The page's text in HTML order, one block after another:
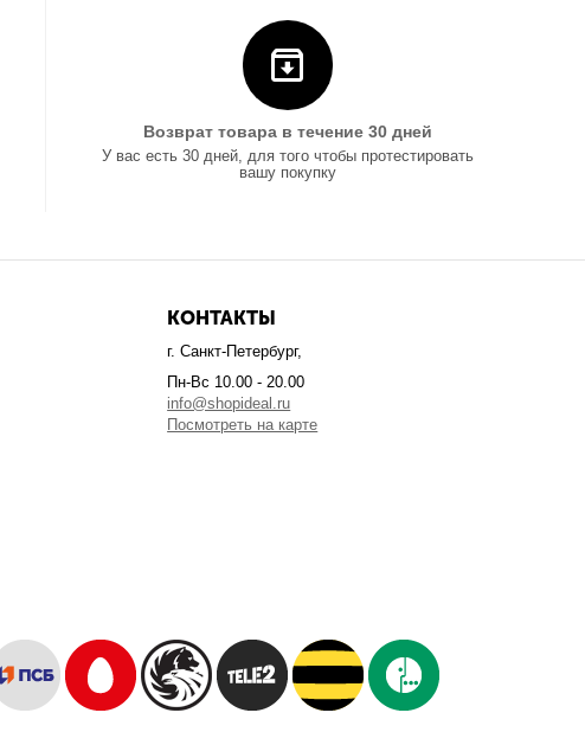
Возврат товара в течение 30 дней
У вас есть 30 дней, для того чтобы протестировать
вашу покупку
КОНТАКТЫ
г. Санкт-Петербург,
Пн-Вс 10.00 - 20.00
info@shopideal.ru
Посмотреть на карте